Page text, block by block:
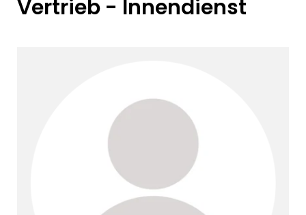
Vertrieb - Innendienst